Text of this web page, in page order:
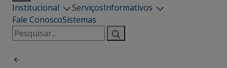
Institucional ServiçosInformativos
Fale ConoscoSistemas
Pesquisar
por: